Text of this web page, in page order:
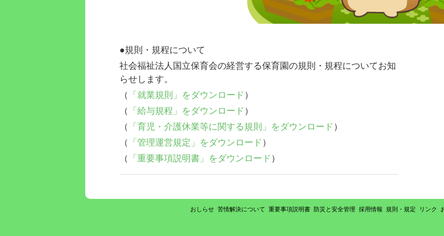
●規則・規程について
社会福祉法人国立保育会の経営する保育園の規則・規程についてお知
らせします。
（
「就業規則」をダウンロード ）
（
「給与規程」をダウンロード ）
（
「育児・介護休業等に関する規則」をダウンロード ）
（
「管理運営規定」をダウンロード ）
（
「重要事項説明書」をダウンロード ）
おしらせ 苦情解決について 重要事項説明書 防災と安全管理 採用情報 規則・規定 リンク